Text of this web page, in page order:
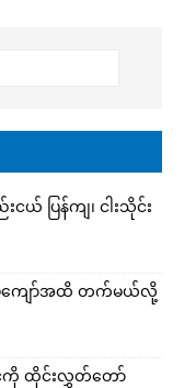
ပြန်ကျ၊ ငါးသိုင်း
ေကျော်အထိ တက်မယ်လို့
ကို ထိုင်းလွှတ်တော်